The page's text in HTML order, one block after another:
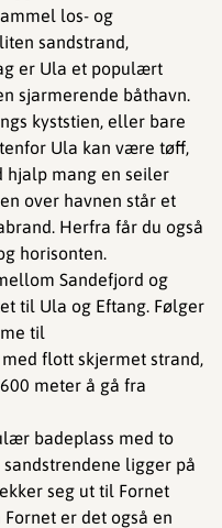
los- og
sandstrand,
er Ula et populært
sjarmerende båthavn.
kyststien, eller bare
Ula kan være tøff,
hjalp mang en seiler
over havnen står et
Herfra får du også
horisonten.
Sandefjord og
til Ula og Eftang. Følger
til
flott skjermet strand,
meter å gå fra
badeplass med to
ligger på
seg ut til Fornet
er det også en